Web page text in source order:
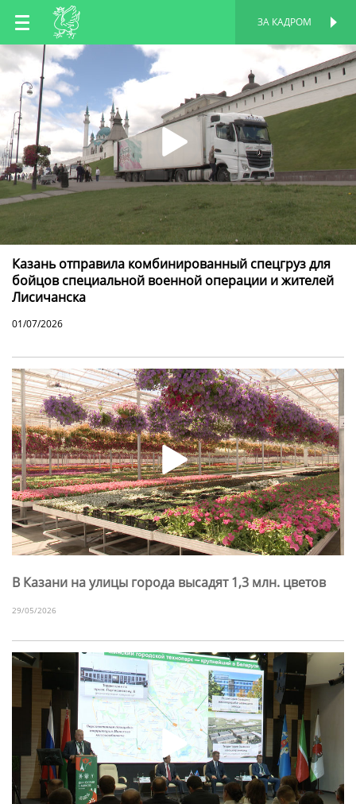
RU
TT
ЗА КАДРОМ
Казань отправила комбинированный спецгруз для
бойцов специальной военной операции и жителей
Лисичанска
01/07/2026
В Казани на улицы города высадят 1,3 млн. цветов
29/05/2026
ПЕРСОНАЛЬНАЯ
СТРАНИЦА